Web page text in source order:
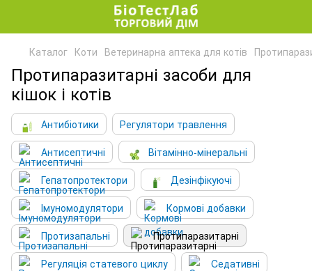
Каталог Коти Ветеринарна аптека для котів
Протипаразитарні засоби для
кішок і котів
Антибіотики
Регулятори травлення
Антисептичні
Вітамінно-мінеральні
Гепатопротектори
Дезінфікуючі
Імуномодулятори
Кормові добавки
Протизапальні
Протипаразитарні
Регуляція статевого циклу
Cедативні